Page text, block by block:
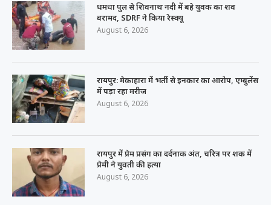
धमधा पुल से शिवनाथ नदी में बहे युवक का शव
बरामद, SDRF ने किया रेस्क्यू
August 6, 2026
रायपुर: मेकाहारा में भर्ती से इनकार का आरोप, एम्बुलेंस
में पड़ा रहा मरीज
August 6, 2026
रायपुर में प्रेम प्रसंग का दर्दनाक अंत, चरित्र पर शक में
प्रेमी ने युवती की हत्या
August 6, 2026